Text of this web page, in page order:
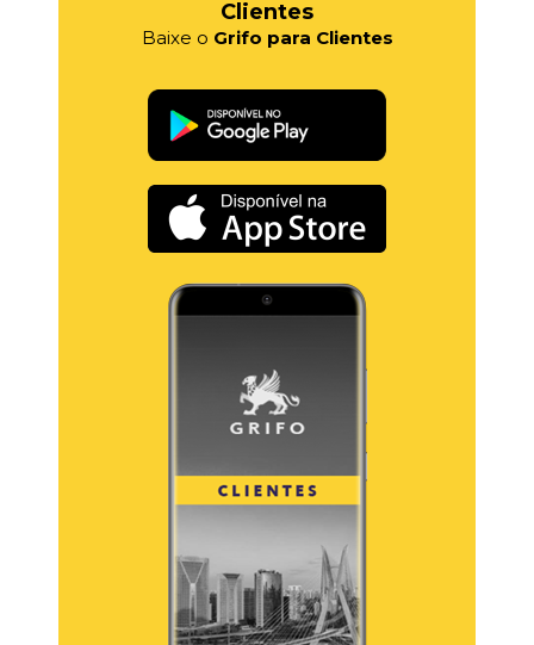
Clientes
Baixe o Grifo para Clientes